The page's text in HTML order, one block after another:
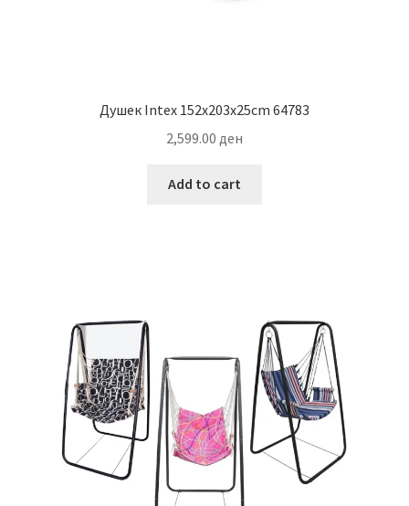
Душек Intex 152x203x25cm 64783
2,599.00 ден
Add to cart